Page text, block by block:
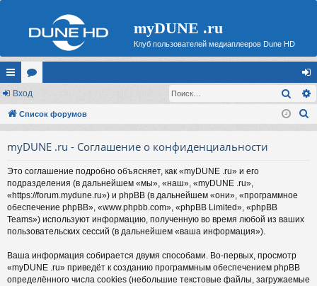
myDUNE .ru
Клуб пользователей медиаплееров Dune HD
с
ы
ор
ум
хо
д
Вход
Список форумов
myDUNE .ru - Соглашение о конфиденциальности
Это соглашение подробно объясняет, как «myDUNE .ru» и его
подразделения (в дальнейшем «мы», «наш», «myDUNE .ru»,
«https://forum.mydune.ru») и phpBB (в дальнейшем «они», «программное
обеспечение phpBB», «www.phpbb.com», «phpBB Limited», «phpBB
Teams») используют информацию, полученную во время любой из ваших
пользовательских сессий (в дальнейшем «ваша информация»).
Ваша информация собирается двумя способами. Во-первых, просмотр
«myDUNE .ru» приведёт к созданию программным обеспечением phpBB
определённого числа cookies (небольшие текстовые файлы, загружаемые